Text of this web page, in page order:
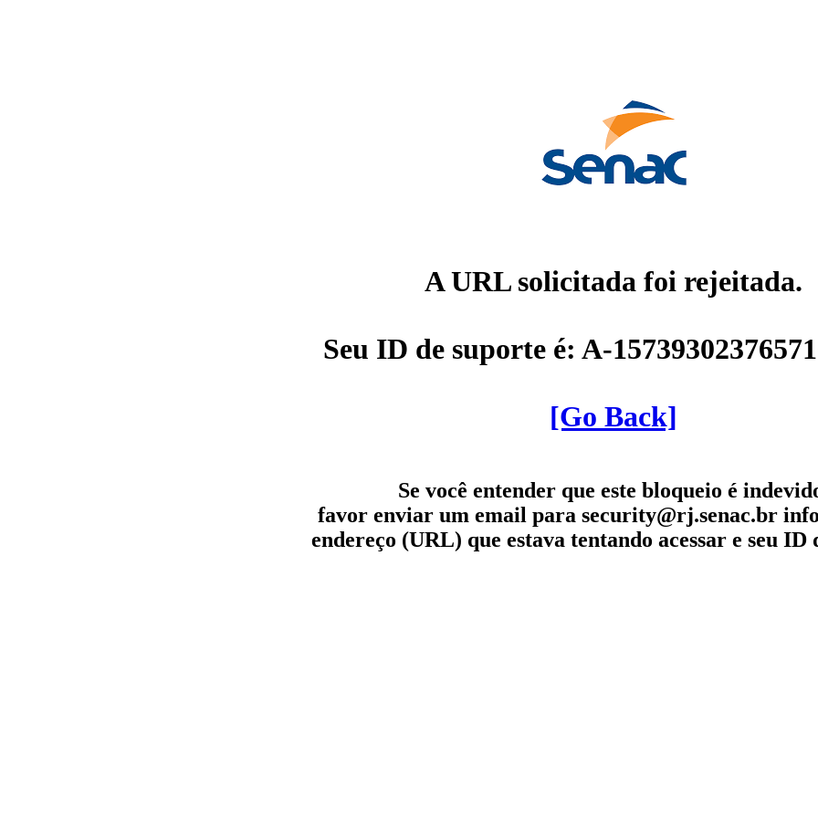
A URL solicitada foi rejeitada.
Seu ID de suporte é: A-
[Go Back]
Se você entender que este bloqueio é
favor enviar um email para security@rj.senac.br
endereço (URL) que estava tentando acessar e seu ID